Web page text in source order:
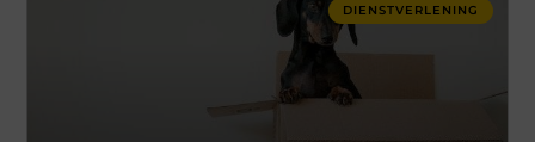
DIENSTVERLENING